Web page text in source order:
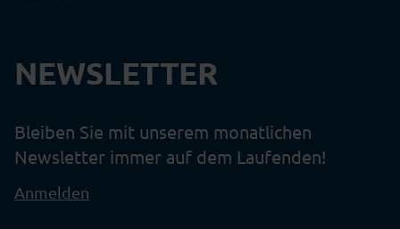
NEWSLETTER
Bleiben Sie mit unserem monatlichen
Newsletter immer auf dem Laufenden!
Anmelden